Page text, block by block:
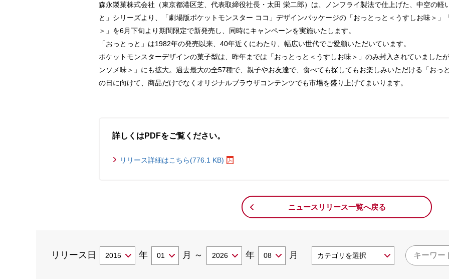
森永製菓株式会社（東京都港区芝、代表取締役社長・太田 栄二郎）は、ノンフライ製法で仕上げた、中空の軽
と」シリーズより、「劇場版ポケットモンスター ココ」デザインパッケージの「おっとっと＜うすしお味＞」
＞」を6月下旬より期間限定で新発売し、同時にキャンペーンを実施いたします。
「おっとっと」は1982年の発売以来、40年近くにわたり、幅広い世代でご愛顧いただいています。
ポケットモンスターデザインの菓子型は、昨年までは「おっとっと＜うすしお味＞」のみ封入されていました
ンソメ味＞」にも拡大。過去最大の全57種で、親子やお友達で、食べても探してもお楽しみいただける「おっ
の日に向けて、商品だけでなくオリジナルブラウザコンテンツでも市場を盛り上げてまいります。
詳しくはPDFをご覧ください。
リリース詳細はこちら(776.1 KB)
ニュースリリース一覧へ戻る
リリース日 年 月 ～ 年 月